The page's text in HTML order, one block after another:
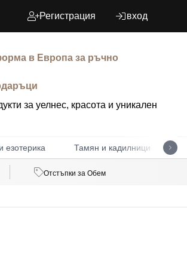
Регистрация вход
в Европа за ръчно
за уелнес, красота и уникален
езотерика Тамян и кадилници
Отстъпки за Обем